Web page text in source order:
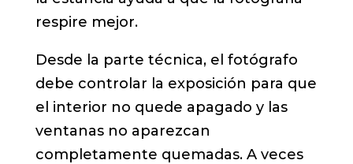
respire mejor.
Desde la parte técnica, el fotógrafo
debe controlar la exposición para que
el interior no quede apagado y las
ventanas no aparezcan
completamente quemadas. A veces